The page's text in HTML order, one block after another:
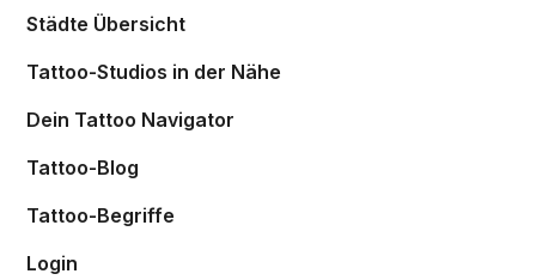
Städte Übersicht
Tattoo-Studios in der Nähe
Dein Tattoo Navigator
Tattoo-Blog
Tattoo-Begriffe
Login